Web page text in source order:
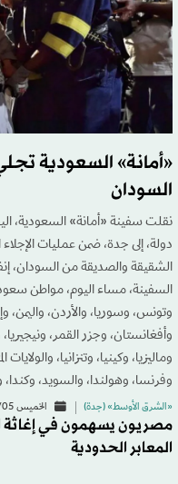
السودان
دولة، إلى جدة، ضمن عمليات الإجلاء
الشقيقة والصديقة من السودان،
وتونس، وسوريا، والأردن، واليمن،
وأفغانستان، وجزر القمر،
وماليزيا، وكينيا، وتنزانيا،
وفرنسا، وهولندا، والسويد، وكندا،
«الشرق الأوسط» (جدة) الخميس 04/05 - 23:00
مصريون يسهمون في إغاثة
المعابر الحدودية